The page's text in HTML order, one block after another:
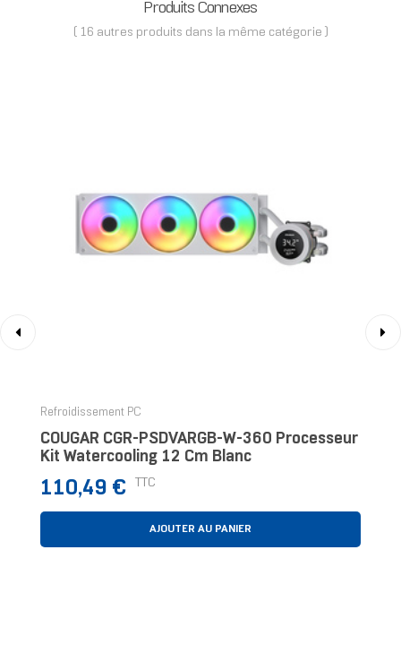
Produits Connexes
( 16 autres produits dans la même catégorie )
Refroidissement PC
COUGAR CGR-PSDVARGB-W-360 Processeur
Kit Watercooling 12 Cm Blanc
Prix
110,49 € TTC
AJOUTER AU PANIER